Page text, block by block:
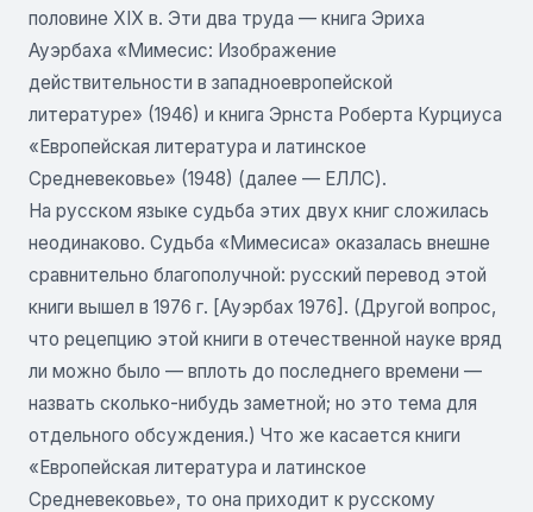
половине XIX в. Эти два труда — книга Эриха
Ауэрбаха «Мимесис: Изображение
действительности в западноевропейской
литературе» (1946) и книга Эрнста Роберта Курциуса
«Европейская литература и латинское
Средневековье» (1948) (далее — ЕЛЛС).
На русском языке судьба этих двух книг сложилась
неодинаково. Судьба «Мимесиса» оказалась внешне
сравнительно благополучной: русский перевод этой
книги вышел в 1976 г. [Ауэрбах 1976]. (Другой вопрос,
что рецепцию этой книги в отечественной науке вряд
ли можно было — вплоть до последнего времени —
назвать сколько-нибудь заметной; но это тема для
отдельного обсуждения.) Что же касается книги
«Европейская литература и латинское
Средневековье», то она приходит к русскому